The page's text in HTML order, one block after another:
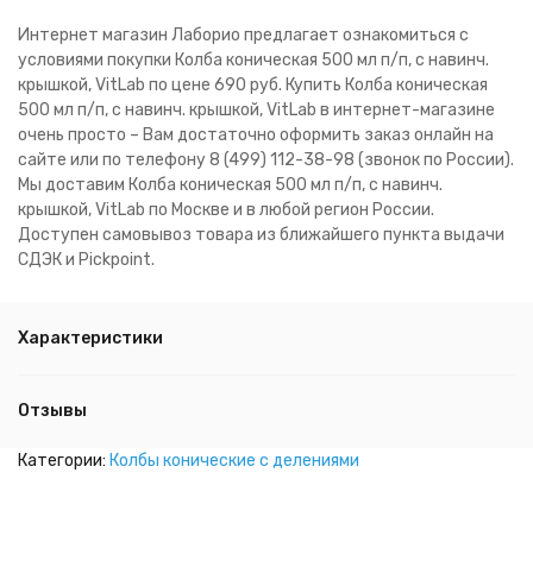
Интернет магазин Лаборио предлагает ознакомиться с
условиями покупки Колба коническая 500 мл п/п, с навинч.
крышкой, VitLab по цене 690 руб. Купить Колба коническая
500 мл п/п, с навинч. крышкой, VitLab в интернет-магазине
очень просто – Вам достаточно оформить заказ онлайн на
сайте или по телефону 8 (499) 112-38-98 (звонок по России).
Мы доставим Колба коническая 500 мл п/п, с навинч.
крышкой, VitLab по Москве и в любой регион России.
Доступен самовывоз товара из ближайшего пункта выдачи
СДЭК и Pickpoint.
Характеристики
Отзывы
Категории: Колбы конические с делениями